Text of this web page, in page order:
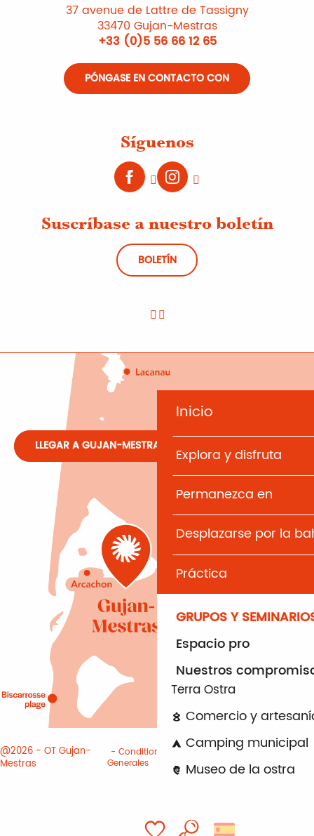
Inicio
Explora y disfruta
Permanezca en
Desplazarse por la
Práctica
GRUPOS Y
Espacio pro
Nuestros
Terra Ostra
Comercio y
Camping municipal
Museo de la ostra
37 avenue de Lattre de Tassigny
33470 Gujan-Mestras
+33 (0)5 56 66 12 65
PÓNGASE EN CONTACTO CON
Síguenos
Suscríbase a nuestro boletín
BOLETÍN
LLEGAR A GUJAN-MESTRAS
@2026 - OT Gujan-
Mestras
Conditiones
Generales
Informacion
Cookies